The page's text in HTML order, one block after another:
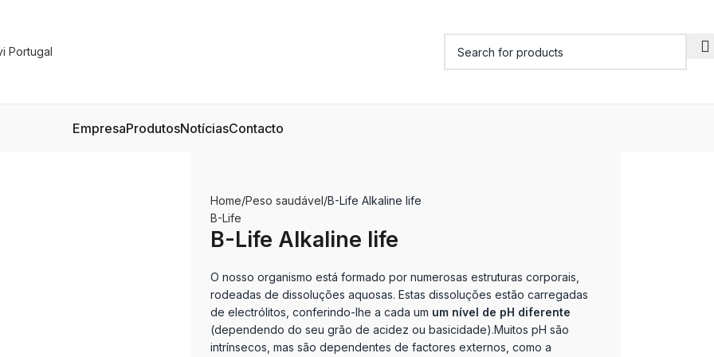
EmpresaProdutosNotíciasContacto
Home Peso saudável B-Life Alkaline life
B-Life
B-Life Alkaline life
O nosso organismo está formado por numerosas estruturas corporais,
rodeadas de dissoluções aquosas. Estas dissoluções estão carregadas
de electrólitos, conferindo-lhe a cada um um nível de pH diferente
(dependendo do seu grão de acidez ou basicidade).Muitos pH são
intrínsecos, mas são dependentes de factores externos, como a